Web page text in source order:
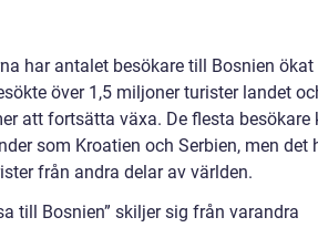
har antalet besökare till Bosnien
över 1,5 miljoner turister landet
att fortsätta växa. De flesta besökare
som Kroatien och Serbien, men det
från andra delar av världen.
till Bosnien” skiljer sig från varandra